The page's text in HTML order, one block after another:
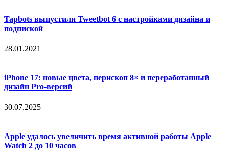
Tapbots выпустили Tweetbot 6 с настройками дизайна и
подпиской
28.01.2021
iPhone 17: новые цвета, перископ 8× и переработанный
дизайн Pro-версий
30.07.2025
Apple удалось увеличить время активной работы Apple
Watch 2 до 10 часов